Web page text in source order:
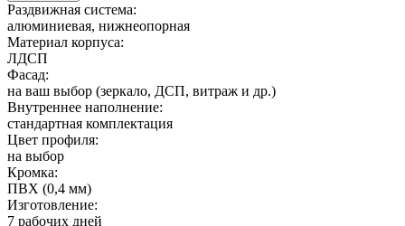
Раздвижная система:
алюминиевая, нижнеопорная
Материал корпуса:
ЛДСП
Фасад:
на ваш выбор (зеркало, ДСП, витраж и др.)
Внутреннее наполнение:
стандартная комплектация
Цвет профиля:
на выбор
Кромка:
ПВХ (0,4 мм)
Изготовление:
7 рабочих дней